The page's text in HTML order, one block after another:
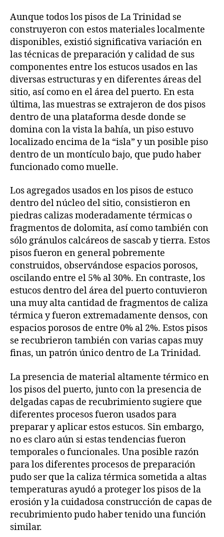
Aunque todos los pisos de La Trinidad se
construyeron con estos materiales localmente
disponibles, existió significativa variación en
las técnicas de preparación y calidad de sus
componentes entre los estucos usados en las
diversas estructuras y en diferentes áreas del
sitio, así como en el área del puerto. En esta
última, las muestras se extrajeron de dos pisos
dentro de una plataforma desde donde se
domina con la vista la bahía, un piso estuvo
localizado encima de la “isla” y un posible piso
dentro de un montículo bajo, que pudo haber
funcionado como muelle.
Los agregados usados en los pisos de estuco
dentro del núcleo del sitio, consistieron en
piedras calizas moderadamente térmicas o
fragmentos de dolomita, así como también con
sólo gránulos calcáreos de sascab y tierra. Estos
pisos fueron en general pobremente
construidos, observándose espacios porosos,
oscilando entre el 5% al 30%. En contraste, los
estucos dentro del área del puerto contuvieron
una muy alta cantidad de fragmentos de caliza
térmica y fueron extremadamente densos, con
espacios porosos de entre 0% al 2%. Estos pisos
se recubrieron también con varias capas muy
finas, un patrón único dentro de La Trinidad.
La presencia de material altamente térmico en
los pisos del puerto, junto con la presencia de
delgadas capas de recubrimiento sugiere que
diferentes procesos fueron usados para
preparar y aplicar estos estucos. Sin embargo,
no es claro aún si estas tendencias fueron
temporales o funcionales. Una posible razón
para los diferentes procesos de preparación
pudo ser que la caliza térmica sometida a altas
temperaturas ayudó a proteger los pisos de la
erosión y la cuidadosa construcción de capas de
recubrimiento pudo haber tenido una función
similar.